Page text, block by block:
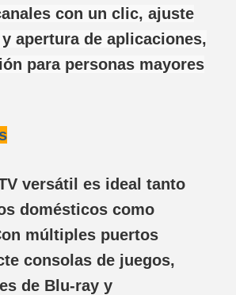
con un clic, ajuste
apertura de aplicaciones,
para personas mayores
versátil es ideal tanto
domésticos como
múltiples puertos
consolas de juegos,
de Blu-ray y